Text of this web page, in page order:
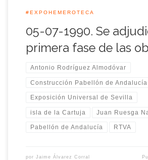
#EXPOHEMEROTECA
05-07-1990. Se
primera fase de las
Antonio Rodríguez Almodóvar
Construcción Pabellón de Andalucía
Exposición Universal de Sevilla
isla de la Cartuja Juan Ruesga
Pabellón de Andalucía RTVA
por Jaime Álvarez Corral